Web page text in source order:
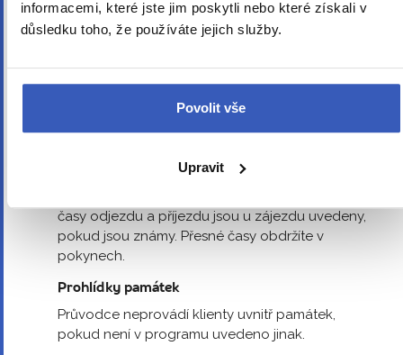
informacemi, které jste jim poskytli nebo které získali v
důsledku toho, že používáte jejich služby.
Povolit vše
Upravit
V případě individuálního zájmu můžete
absolvovat jen vybranou část programu a sejít se
První a poslední den
zajištění dopravy na a z místa ubytování. Program
časy odjezdu a příjezdu jsou u zájezdu uvedeny,
pokud jsou známy. Přesné časy obdržíte v
pokynech.
Prohlídky památek
Průvodce neprovádí klienty uvnitř památek,
pokud není v programu uvedeno jinak.